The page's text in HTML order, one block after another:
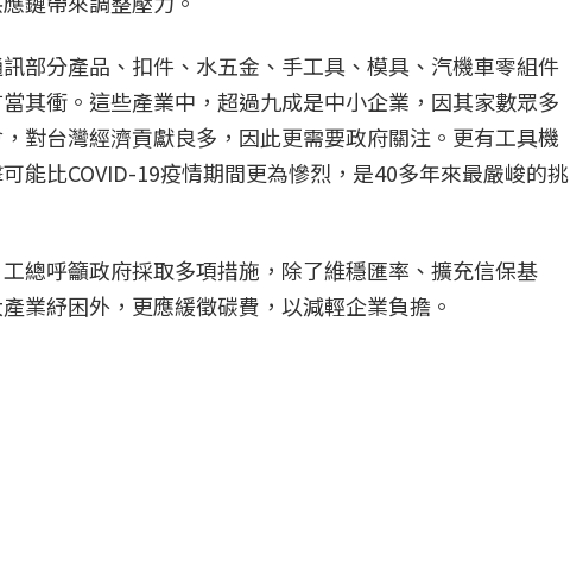
部分產品、扣件、水五金、手工具、模具、汽機車零組件
其衝。這些產業中，超過九成是中小企業，因其家數眾多
對台灣經濟貢獻良多，因此更需要政府關注。更有工具機
能比COVID-19疫情期間更為慘烈，是40多年來最嚴峻的挑
總呼籲政府採取多項措施，除了維穩匯率、擴充信保基
業紓困外，更應緩徵碳費，以減輕企業負擔。